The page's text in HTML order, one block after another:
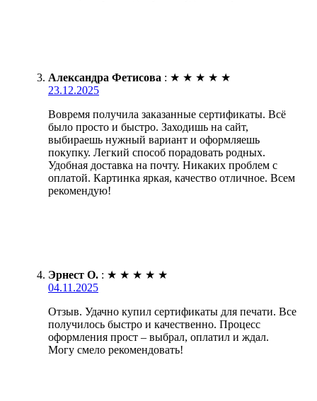
Александра Фетисова : ★ ★ ★ ★ ★
23.12.2025
Вовремя получила заказанные сертификаты. Всё
было просто и быстро. Заходишь на сайт,
выбираешь нужный вариант и оформляешь
покупку. Легкий способ порадовать родных.
Удобная доставка на почту. Никаких проблем с
оплатой. Картинка яркая, качество отличное. Всем
рекомендую!
Эрнест О. : ★ ★ ★ ★ ★
04.11.2025
Отзыв. Удачно купил сертификаты для печати. Все
получилось быстро и качественно. Процесс
оформления прост – выбрал, оплатил и ждал.
Могу смело рекомендовать!